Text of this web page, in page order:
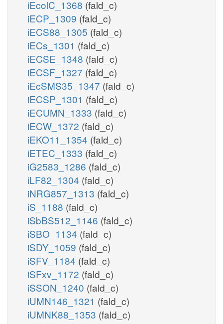
iEcolC_1368 (fald_c)
iECP_1309 (fald_c)
iECS88_1305 (fald_c)
iECs_1301 (fald_c)
iECSE_1348 (fald_c)
iECSF_1327 (fald_c)
iEcSMS35_1347 (fald_c)
iECSP_1301 (fald_c)
iECUMN_1333 (fald_c)
iECW_1372 (fald_c)
iEKO11_1354 (fald_c)
iETEC_1333 (fald_c)
iG2583_1286 (fald_c)
iLF82_1304 (fald_c)
iNRG857_1313 (fald_c)
iS_1188 (fald_c)
iSbBS512_1146 (fald_c)
iSBO_1134 (fald_c)
iSDY_1059 (fald_c)
iSFV_1184 (fald_c)
iSFxv_1172 (fald_c)
iSSON_1240 (fald_c)
iUMN146_1321 (fald_c)
iUMNK88_1353 (fald_c)